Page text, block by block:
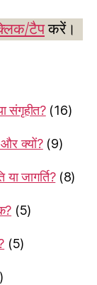
टैपकरें।
संगृहीत? (16)
क्यों? (9)
जागर्ति? (8)
(5)
(5)